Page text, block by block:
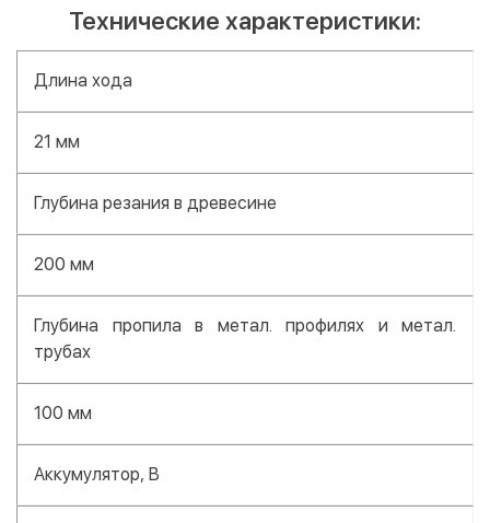
Технические характеристики:
Длина хода
21 мм
Глубина резания в древесине
200 мм
Глубина пропила в метал. профилях и метал.
трубах
100 мм
Аккумулятор, В